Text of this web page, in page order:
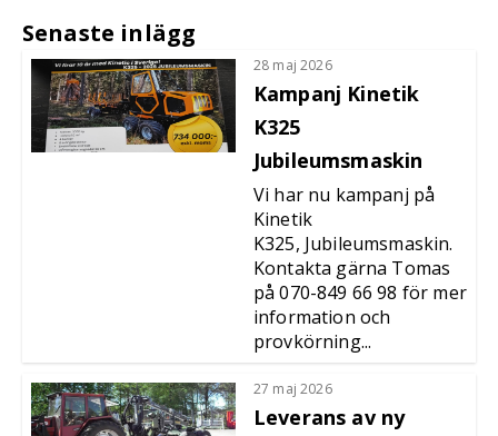
Senaste inlägg
28 maj 2026
Kampanj Kinetik
K325
Jubileumsmaskin
Vi har nu kampanj på
Kinetik
K325, Jubileumsmaskin.
Kontakta gärna Tomas
på 070-849 66 98 för mer
information och
provkörning...
27 maj 2026
Leverans av ny